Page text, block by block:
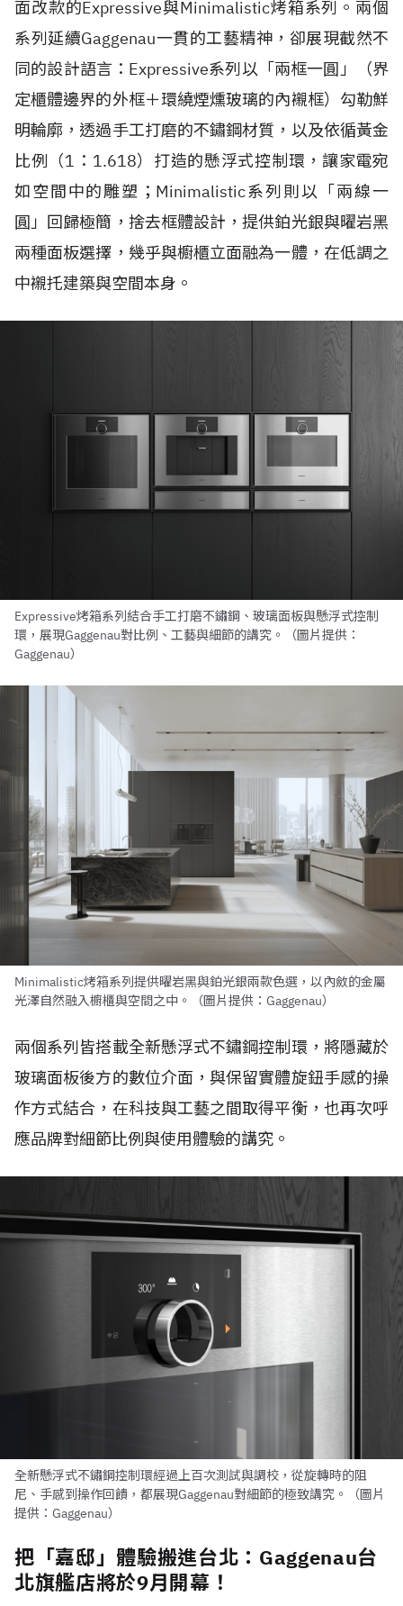
面改款的Expressive與Minimalistic烤箱系列。兩個
系列延續Gaggenau一貫的工藝精神，卻展現截然不
同的設計語言：Expressive系列以「兩框一圓」（界
定櫃體邊界的外框＋環繞煙燻玻璃的內襯框）勾勒鮮
明輪廓，透過手工打磨的不鏽鋼材質，以及依循黃金
比例（1：1.618）打造的懸浮式控制環，讓家電宛
如空間中的雕塑；Minimalistic系列則以「兩線一
圓」回歸極簡，捨去框體設計，提供鉑光銀與曜岩黑
兩種面板選擇，幾乎與櫥櫃立面融為一體，在低調之
中襯托建築與空間本身。
Expressive烤箱系列結合手工打磨不鏽鋼、玻璃面板與懸浮式控制
環，展現Gaggenau對比例、工藝與細節的講究。（圖片提供：
Gaggenau）
Minimalistic烤箱系列提供曜岩黑與鉑光銀兩款色選，以內斂的金屬
光澤自然融入櫥櫃與空間之中。（圖片提供：Gaggenau）
兩個系列皆搭載全新懸浮式不鏽鋼控制環，將隱藏於
玻璃面板後方的數位介面，與保留實體旋鈕手感的操
作方式結合，在科技與工藝之間取得平衡，也再次呼
應品牌對細節比例與使用體驗的講究。
全新懸浮式不鏽鋼控制環經過上百次測試與調校，從旋轉時的阻
尼、手感到操作回饋，都展現Gaggenau對細節的極致講究。（圖片
提供：Gaggenau）
把「嘉邸」體驗搬進台北：Gaggenau台
北旗艦店將於9月開幕！